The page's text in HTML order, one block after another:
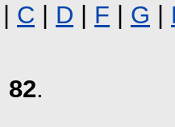
C D F G
82.